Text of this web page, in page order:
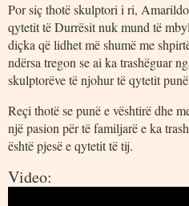
Por siç thotë skulptori i ri,
qytetit të Durrësit nuk mund të
diçka që lidhet më shumë me
ndërsa tregon se ai ka trashëguar
skulptorëve të njohur të qytetit
Reçi thotë se punë e vështirë dhe
një pasion për të familjarë e ka
është pjesë e qytetit të tij.
Video: